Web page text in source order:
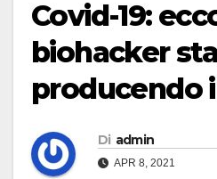
Covid-19:
biohacker
producendo
Di admin
APR 8, 2021